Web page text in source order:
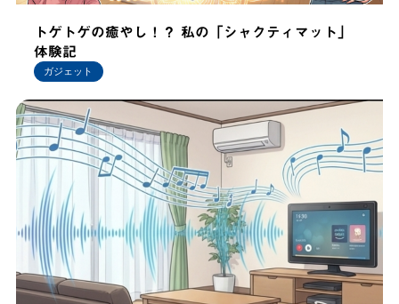
トゲトゲの癒やし！？ 私の「シャクティマット」
体験記
ガジェット